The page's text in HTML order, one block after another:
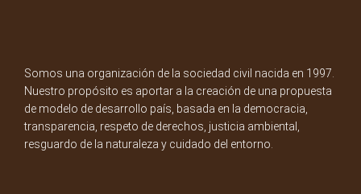
Somos una organización de la sociedad civil nacida en 1997.
Nuestro propósito es aportar a la creación de una propuesta
de modelo de desarrollo país, basada en la democracia,
transparencia, respeto de derechos, justicia ambiental,
resguardo de la naturaleza y cuidado del entorno.